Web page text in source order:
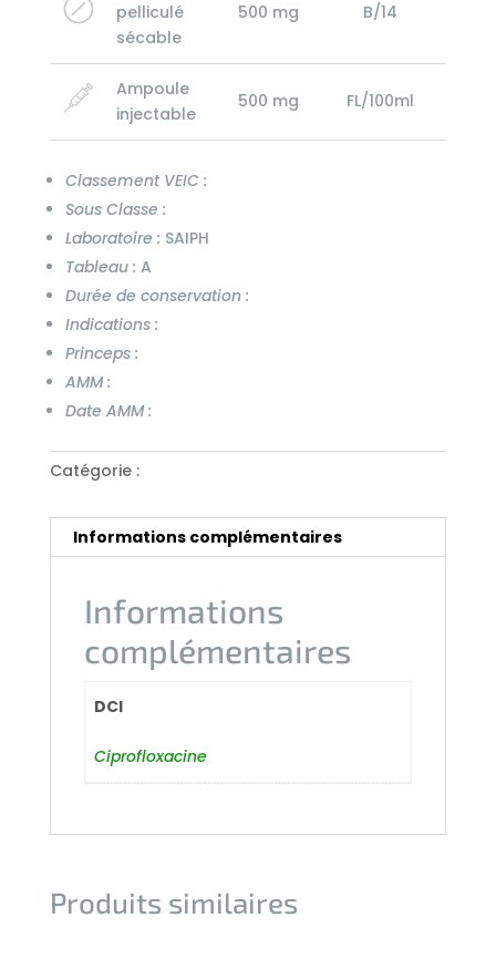
pelliculé
sécable
500 mg B/14
Ampoule
injectable
500 mg FL/100ml
Classement VEIC :
Sous Classe :
Laboratoire : SAIPH
Tableau : A
Durée de conservation :
Indications :
Princeps :
AMM :
Date AMM :
Catégorie :
Informations complémentaires
Informations
complémentaires
DCI
Ciprofloxacine
Produits similaires